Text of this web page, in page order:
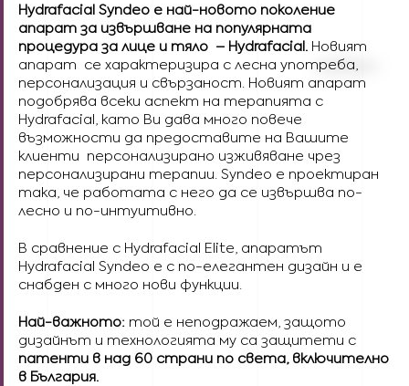
Hydrafacial Syndeo е най-новото поколение
апарат за извършване на популярната
процедура за лице и тяло – Hydrafacial. Новият
апарат се характеризира с лесна употреба,
персонализация и свързаност. Новият апарат
подобрява всеки аспект на терапията с
Hydrafacial, като Ви дава много повече
възможности да предоставите на Вашите
клиенти персонализирано изживяване чрез
персонализирани терапии. Syndeo е проектиран
така, че работата с него да се извършва по-
лесно и по-интуитивно.
В сравнение с Hydrafacial Elite, апаратът
Hydrafacial Syndeo е с по-елегантен дизайн и е
снабден с много нови функции.
Най-важното: той е неподражаем, защото
дизайнът и технологията му са защитети с
патенти в над 60 страни по света, включително
в България.